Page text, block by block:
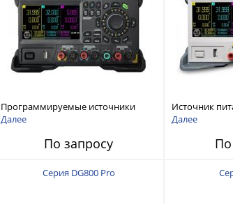
Программируемые источники
питания постоянного тока с
Далее
По запросу
Источник
тока с
Далее
По
Серия DG800 Pro